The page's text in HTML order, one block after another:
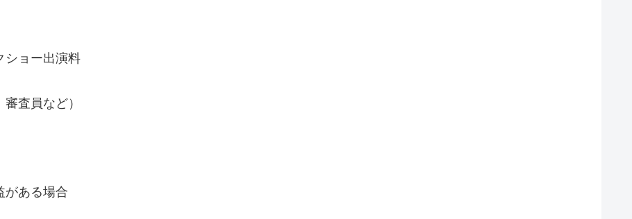
ショー出演料
査員など）
がある場合